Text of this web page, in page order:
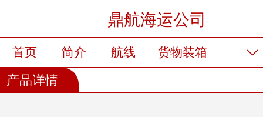
鼎航海运公司
首页 简介 航线 货物装箱
产品详情